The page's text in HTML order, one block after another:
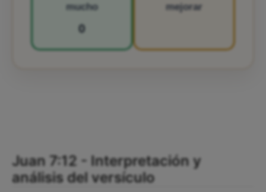
mucho
0
mejorar
Juan 7:12 - Interpretación y
análisis del versículo